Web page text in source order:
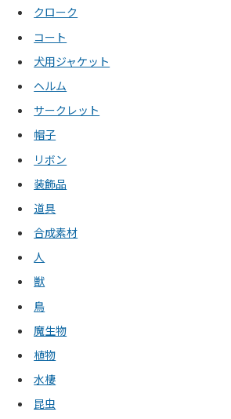
クローク
コート
犬用ジャケット
ヘルム
サークレット
帽子
リボン
装飾品
道具
合成素材
人
獣
鳥
魔生物
植物
水棲
昆虫